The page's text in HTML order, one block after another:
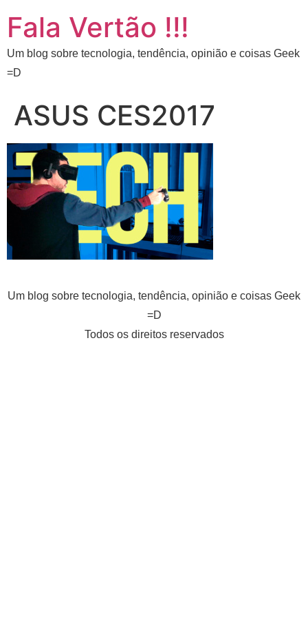
Fala Vertão !!!
Um blog sobre tecnologia, tendência, opinião e coisas Geek
=D
ASUS CES2017
Um blog sobre tecnologia, tendência, opinião e coisas Geek
=D
Todos os direitos reservados